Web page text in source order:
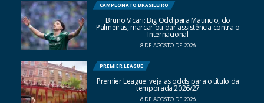
CAMPEONATO BRASILEIRO
Bruno Vicari: Big Odd para Mauricio, do
Palmeiras, marcar ou dar assistência contra o
Internacional
8 DE AGOSTO DE 2026
PREMIER LEAGUE
Premier League: veja as odds para o título da
temporada 2026/27
6 DE AGOSTO DE 2026